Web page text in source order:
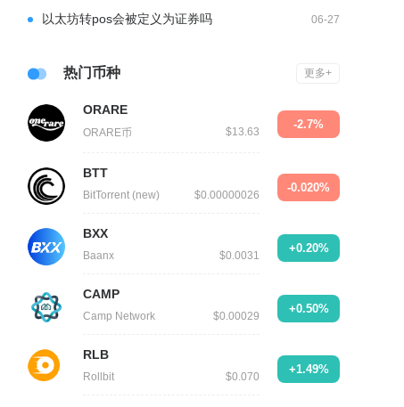
以太坊转pos会被定义为证券吗 06-27
热门币种 更多+
ORARE
ORARE币 $13.63
-2.7%
BTT
BitTorrent (new) $0.00000026
-0.020%
BXX
Baanx $0.0031
+0.20%
CAMP
Camp Network $0.00029
+0.50%
RLB
Rollbit $0.070
+1.49%